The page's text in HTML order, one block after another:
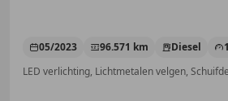
05/2023 96.571 km Diesel